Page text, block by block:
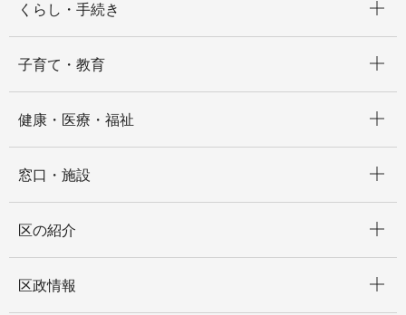
くらし・手続き
子育て・教育
健康・医療・福祉
窓口・施設
区の紹介
区政情報